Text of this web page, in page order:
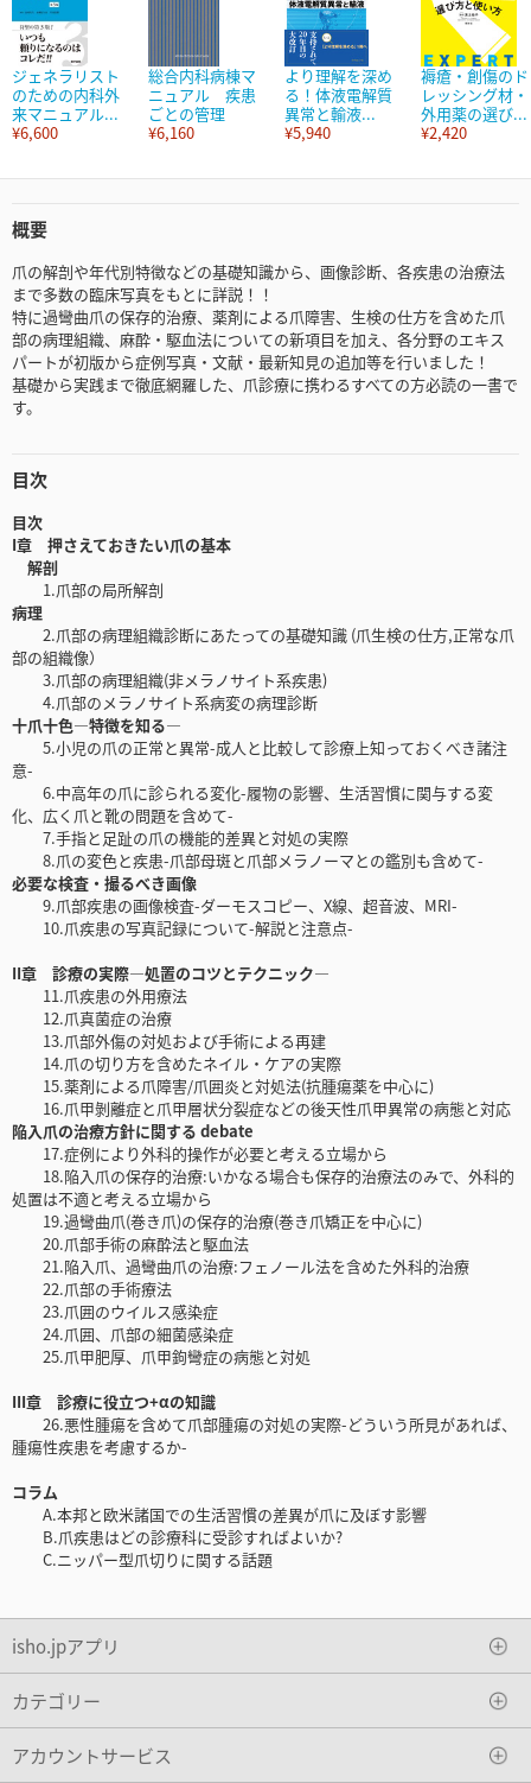
ジェネラリスト
のための内科外
来マニュアル...
¥6,600
総合内科病棟マ
ニュアル 疾患
ごとの管理
¥6,160
より理解を深め
る！体液電解質
異常と輸液...
¥5,940
褥瘡・創傷のド
レッシング材・
外用薬の選び...
¥2,420
概要
爪の解剖や年代別特徴などの基礎知識から、画像診断、各疾患の治療法
まで多数の臨床写真をもとに詳説！！
特に過彎曲爪の保存的治療、薬剤による爪障害、生検の仕方を含めた爪
部の病理組織、麻酔・駆血法についての新項目を加え、各分野のエキス
パートが初版から症例写真・文献・最新知見の追加等を行いました！
基礎から実践まで徹底網羅した、爪診療に携わるすべての方必読の一書で
す。
目次
目次
I章 押さえておきたい爪の基本
解剖
1.爪部の局所解剖
病理
2.爪部の病理組織診断にあたっての基礎知識 (爪生検の仕方,正常な爪
部の組織像）
3.爪部の病理組織(非メラノサイト系疾患)
4.爪部のメラノサイト系病変の病理診断
十爪十色―特徴を知る―
5.小児の爪の正常と異常-成人と比較して診療上知っておくべき諸注
意-
6.中高年の爪に診られる変化-履物の影響、生活習慣に関与する変
化、広く爪と靴の問題を含めて-
7.手指と足趾の爪の機能的差異と対処の実際
8.爪の変色と疾患-爪部母斑と爪部メラノーマとの鑑別も含めて-
必要な検査・撮るべき画像
9.爪部疾患の画像検査-ダーモスコピー、X線、超音波、MRI-
10.爪疾患の写真記録について-解説と注意点-
II章 診療の実際―処置のコツとテクニック―
11.爪疾患の外用療法
12.爪真菌症の治療
13.爪部外傷の対処および手術による再建
14.爪の切り方を含めたネイル・ケアの実際
15.薬剤による爪障害/爪囲炎と対処法(抗腫瘍薬を中心に)
16.爪甲剝離症と爪甲層状分裂症などの後天性爪甲異常の病態と対応
陥入爪の治療方針に関する debate
17.症例により外科的操作が必要と考える立場から
18.陥入爪の保存的治療:いかなる場合も保存的治療法のみで、外科的
処置は不適と考える立場から
19.過彎曲爪(巻き爪)の保存的治療(巻き爪矯正を中心に)
20.爪部手術の麻酔法と駆血法
21.陥入爪、過彎曲爪の治療:フェノール法を含めた外科的治療
22.爪部の手術療法
23.爪囲のウイルス感染症
24.爪囲、爪部の細菌感染症
25.爪甲肥厚、爪甲鉤彎症の病態と対処
III章 診療に役立つ+αの知識
26.悪性腫瘍を含めて爪部腫瘍の対処の実際-どういう所見があれば、
腫瘍性疾患を考慮するか-
コラム
A.本邦と欧米諸国での生活習慣の差異が爪に及ぼす影響
B.爪疾患はどの診療科に受診すればよいか?
C.ニッパー型爪切りに関する話題
isho.jpアプリ
カテゴリー
アカウントサービス